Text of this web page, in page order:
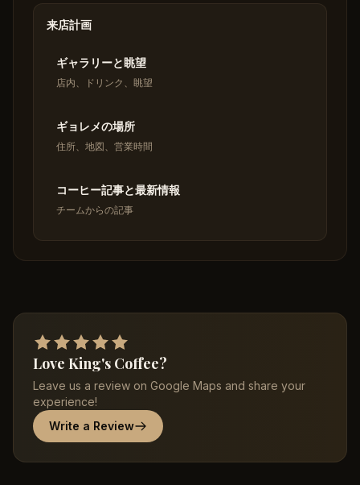
来店計画
ギャラリーと眺望
店内、ドリンク、眺望
ギョレメの場所
住所、地図、営業時間
コーヒー記事と最新情報
チームからの記事
Love King's Coffee?
Leave us a review on Google Maps and share your
experience!
Write a Review